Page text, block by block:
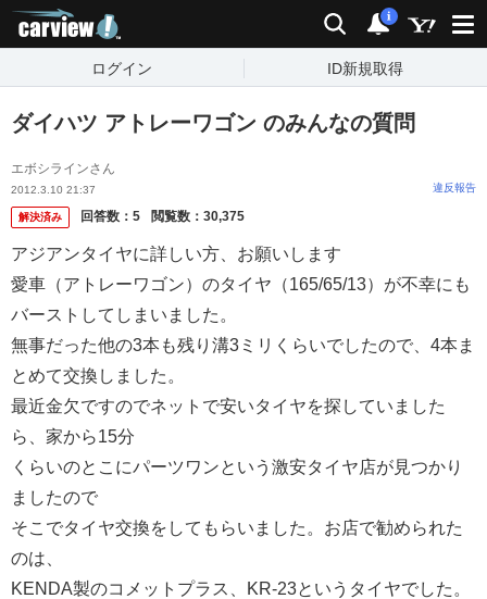
検索 通知
i
ログイン ID新規取得
ダイハツ アトレーワゴン のみんなの質問
エボシラインさん
2012.3.10 21:37 違反報告
解決済み 回答数： 5 閲覧数： 30,375
アジアンタイヤに詳しい方、お願いします
愛車（アトレーワゴン）のタイヤ（165/65/13）が不幸にも
バーストしてしまいました。
無事だった他の3本も残り溝3ミリくらいでしたので、4本ま
とめて交換しました。
最近金欠ですのでネットで安いタイヤを探していました
ら、家から15分
くらいのとこにパーツワンという激安タイヤ店が見つかり
ましたので
そこでタイヤ交換をしてもらいました。お店で勧められた
のは、
KENDA製のコメットプラス、KR-23というタイヤでした。